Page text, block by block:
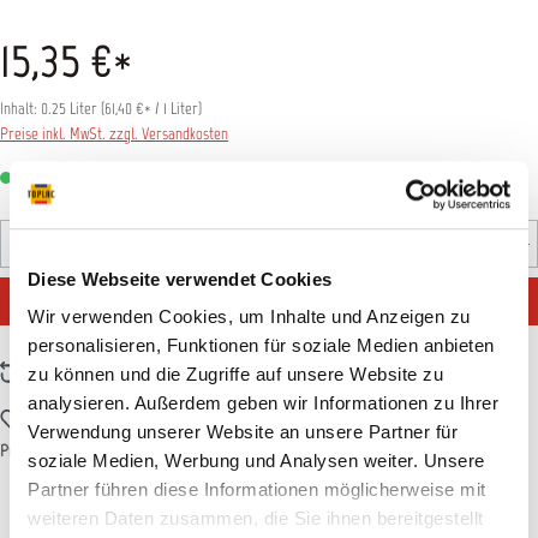
Diese Webseite verwendet Cookies
Wir verwenden Cookies, um Inhalte und Anzeigen zu
personalisieren, Funktionen für soziale Medien anbieten
zu können und die Zugriffe auf unsere Website zu
analysieren. Außerdem geben wir Informationen zu Ihrer
Verwendung unserer Website an unsere Partner für
soziale Medien, Werbung und Analysen weiter. Unsere
Partner führen diese Informationen möglicherweise mit
weiteren Daten zusammen, die Sie ihnen bereitgestellt
15,35 €*
Inhalt: 0.25 Liter (61,40 €* / 1 Liter)
Preise inkl. MwSt. zzgl. Versandkosten
Produkt Anzahl: Gib den gewünschten Wert ein oder
Zum Vergleich hinzufügen
Zum Merkzettel hinzufügen
Produktnummer:LIQUIR004